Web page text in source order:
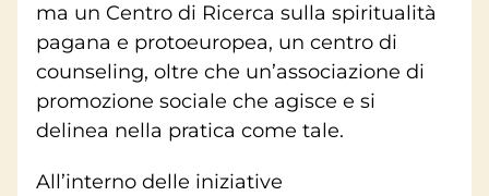
ma un Centro di Ricerca sulla spiritualità
pagana e protoeuropea, un centro di
counseling, oltre che un’associazione di
promozione sociale che agisce e si
delinea nella pratica come tale.
All’interno delle iniziative